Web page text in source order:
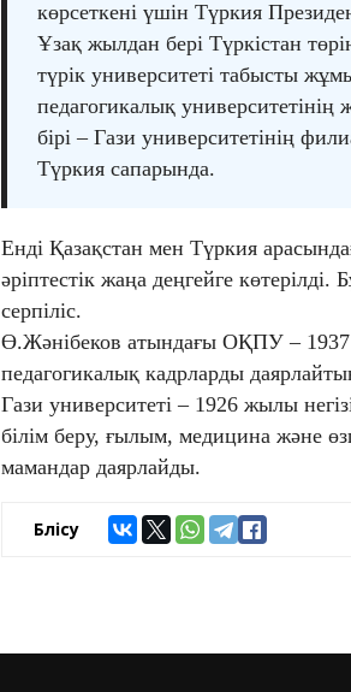
көрсеткені үшін Түркия
Ұзақ жылдан бері Түркістан
түрік университеті табысты
педагогикалық
бірі – Гази университетінің
Түркия сапарында.
Енді Қазақстан мен Түркия
әріптестік жаңа деңгейге көтерілді.
серпіліс.
Ө.Жәнібеков атындағы ОҚПУ – 1937
педагогикалық кадрларды
Гази университеті – 1926 жылы
білім беру, ғылым, медицина және
мамандар даярлайды.
Бөлісу